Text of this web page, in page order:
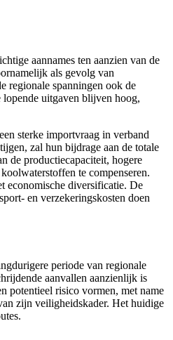
aannames ten aanzien van de
als gevolg van
regionale spanningen ook de
lopende uitgaven blijven hoog,
sterke importvraag in verband
zal hun bijdrage aan de totale
de productiecapaciteit, hogere
te compenseren.
economische diversificatie. De
en verzekeringskosten doen
periode van regionale
aanvallen aanzienlijk is
potentieel risico vormen, met name
zijn veiligheidskader. Het huidige